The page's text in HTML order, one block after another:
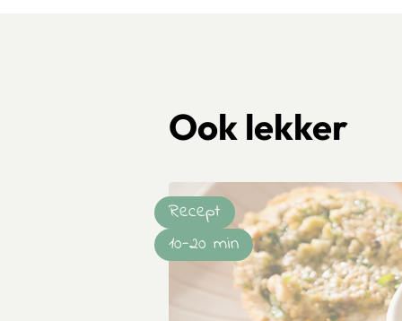
Ook lekker
Recept
10-20 min